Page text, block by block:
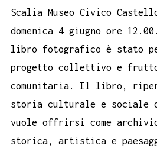
Scalia Museo Civico
domenica 4 giugno ore
libro fotografico è stato
progetto collettivo e
comunitaria. Il libro,
storia culturale e
vuole offrirsi come
storica, artistica e